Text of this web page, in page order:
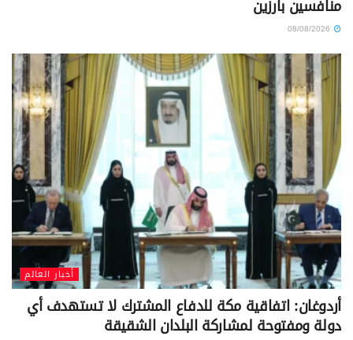
منافسين بارزين
أخبار العالم
أردوغان: اتفاقية مكة للدفاع المشترك لا تستهدف أي
دولة ومفتوحة لمشاركة البلدان الشقيقة